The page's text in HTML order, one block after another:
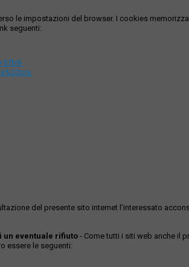
le impostazioni del browser. I cookies
seguenti:
57b9-
del presente sito internet l’interessato
un eventuale rifiuto - Come tutti i siti web anche il
essere le seguenti: